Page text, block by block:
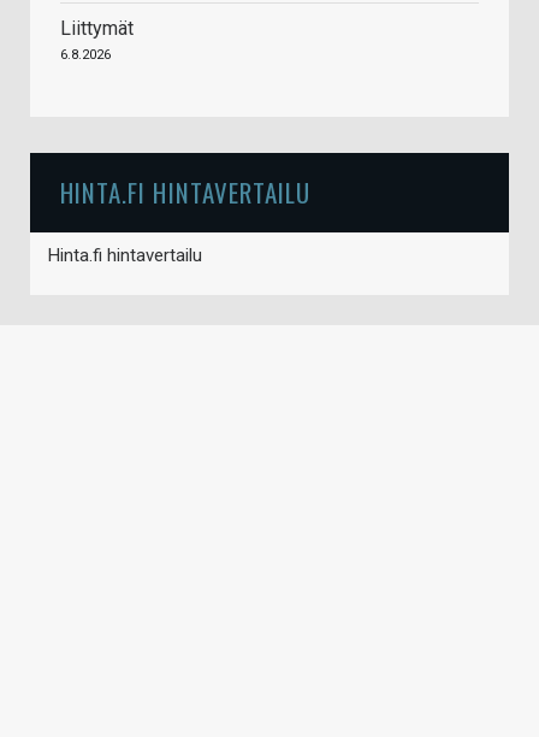
Liittymät
6.8.2026
HINTA.FI HINTAVERTAILU
Hinta.fi hintavertailu